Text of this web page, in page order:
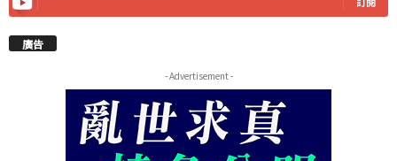
廣告
- Advertisement -